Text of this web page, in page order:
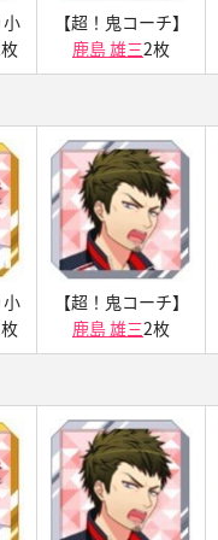
小
【超！鬼コーチ】
鹿島 雄三2枚
小
【超！鬼コーチ】
鹿島 雄三2枚